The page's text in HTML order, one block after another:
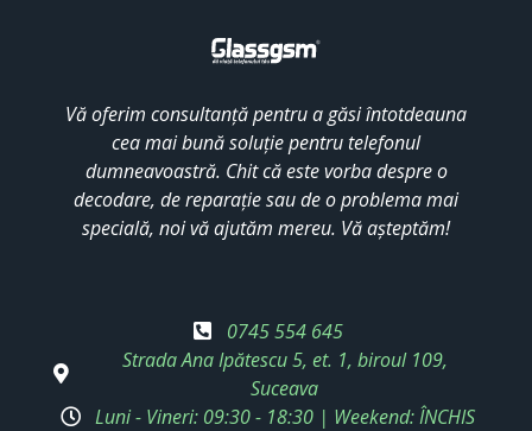
Vă oferim consultanță pentru a găsi întotdeauna
cea mai bună soluție pentru telefonul
dumneavoastră. Chit că este vorba despre o
decodare, de reparație sau de o problema mai
specială, noi vă ajutăm mereu. Vă așteptăm!
0745 554 645
Strada Ana Ipătescu 5, et. 1, biroul 109,
Suceava
Luni - Vineri: 09:30 - 18:30 | Weekend: ÎNCHIS